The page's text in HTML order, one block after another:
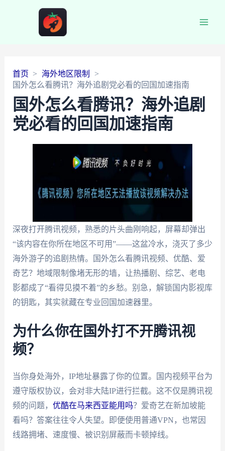
首页
海外地区限制
国外怎么看腾讯？海外追剧党必看的回国加速指南
国外怎么看腾讯？海外追剧
党必看的回国加速指南
深夜打开腾讯视频，熟悉的片头曲刚响起，屏幕却弹出
“该内容在你所在地区不可用”——这盆冷水，浇灭了多少
海外游子的追剧热情。国外怎么看腾讯视频、优酷、爱
奇艺？地域限制像堵无形的墙，让热播剧、综艺、老电
影都成了“看得见摸不着”的乡愁。别急，解锁国内影视库
的钥匙，其实就藏在专业回国加速器里。
为什么你在国外打不开腾讯视
频？
当你身处海外，IP地址暴露了你的位置。国内视频平台为
遵守版权协议，会对非大陆IP进行拦截。这不仅是腾讯视
频的问题， 优酷在马来西亚能用吗？爱奇艺在新加坡能
看吗？答案往往令人失望。即便使用普通VPN，也常因
线路拥堵、速度慢、被识别屏蔽而卡顿掉线。